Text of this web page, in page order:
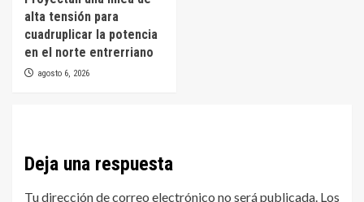
alta tensión para
cuadruplicar la potencia
en el norte entrerriano
agosto 6, 2026
Deja una respuesta
Tu dirección de correo electrónico no será publicada. Los